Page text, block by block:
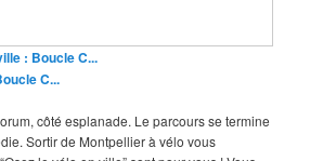
: Boucle C...
C...
côté esplanade. Le parcours se termine
Sortir de Montpellier à vélo vous